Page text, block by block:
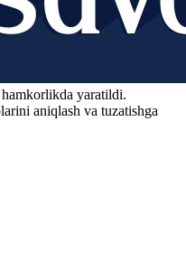
yaratildi.
aniqlash va tuzatishga